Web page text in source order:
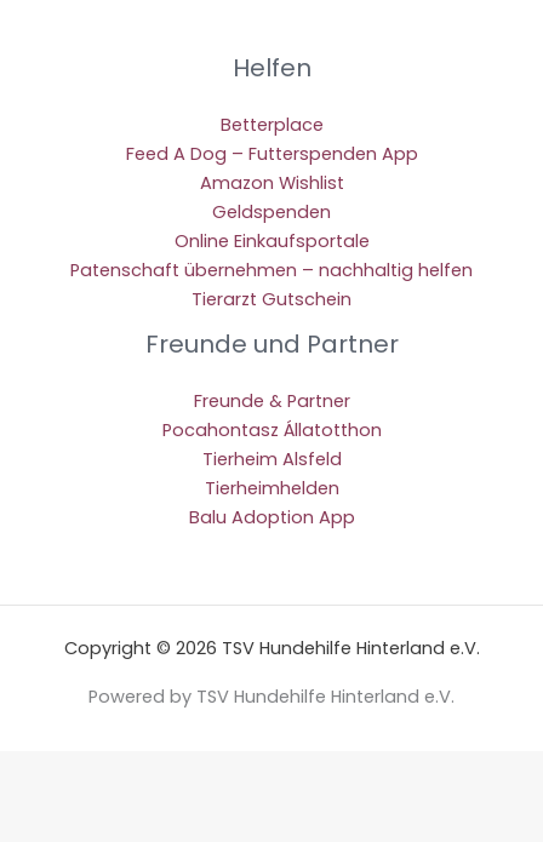
Helfen
Betterplace
Feed A Dog – Futterspenden App
Amazon Wishlist
Geldspenden
Online Einkaufsportale
Patenschaft übernehmen – nachhaltig helfen
Tierarzt Gutschein
Freunde und Partner
Freunde & Partner
Pocahontasz Állatotthon
Tierheim Alsfeld
Tierheimhelden
Balu Adoption App
Copyright © 2026 TSV Hundehilfe Hinterland e.V.
Powered by TSV Hundehilfe Hinterland e.V.